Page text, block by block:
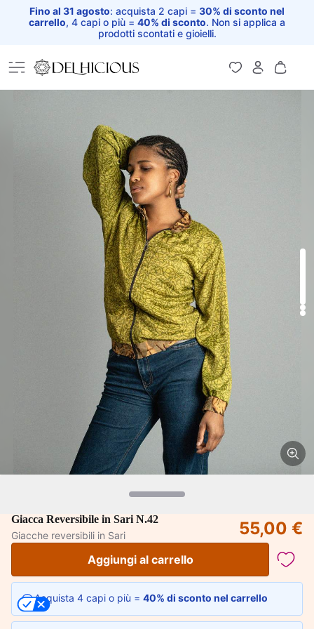
Fino al 31 agosto: acquista 2 capi = 30% di sconto nel
carrello, 4 capi o più = 40% di sconto. Non si applica a
prodotti scontati e gioielli.
Home
Giacca Reversibile in Sari N.42
Giacche reversibili in Sari
55,00 €
Aggiungi al carrello
Acquista 4 capi o più = 40% di sconto nel carrello